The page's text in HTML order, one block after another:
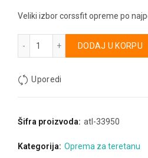
Veliki izbor corssfit opreme po
Gimnastičke karike
DODAJ U KORPU
Alternative:
Uporedi
Šifra proizvoda: atl-33950
Kategorija: Oprema za teretanu